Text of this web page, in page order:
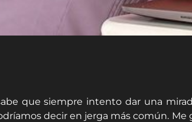
que siempre intento dar una
decir en jerga más común.